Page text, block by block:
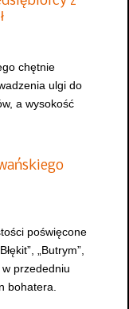
chętnie
ulgi do
a wysokość
poświęcone
„Butrym”,
przededniu
bohatera.